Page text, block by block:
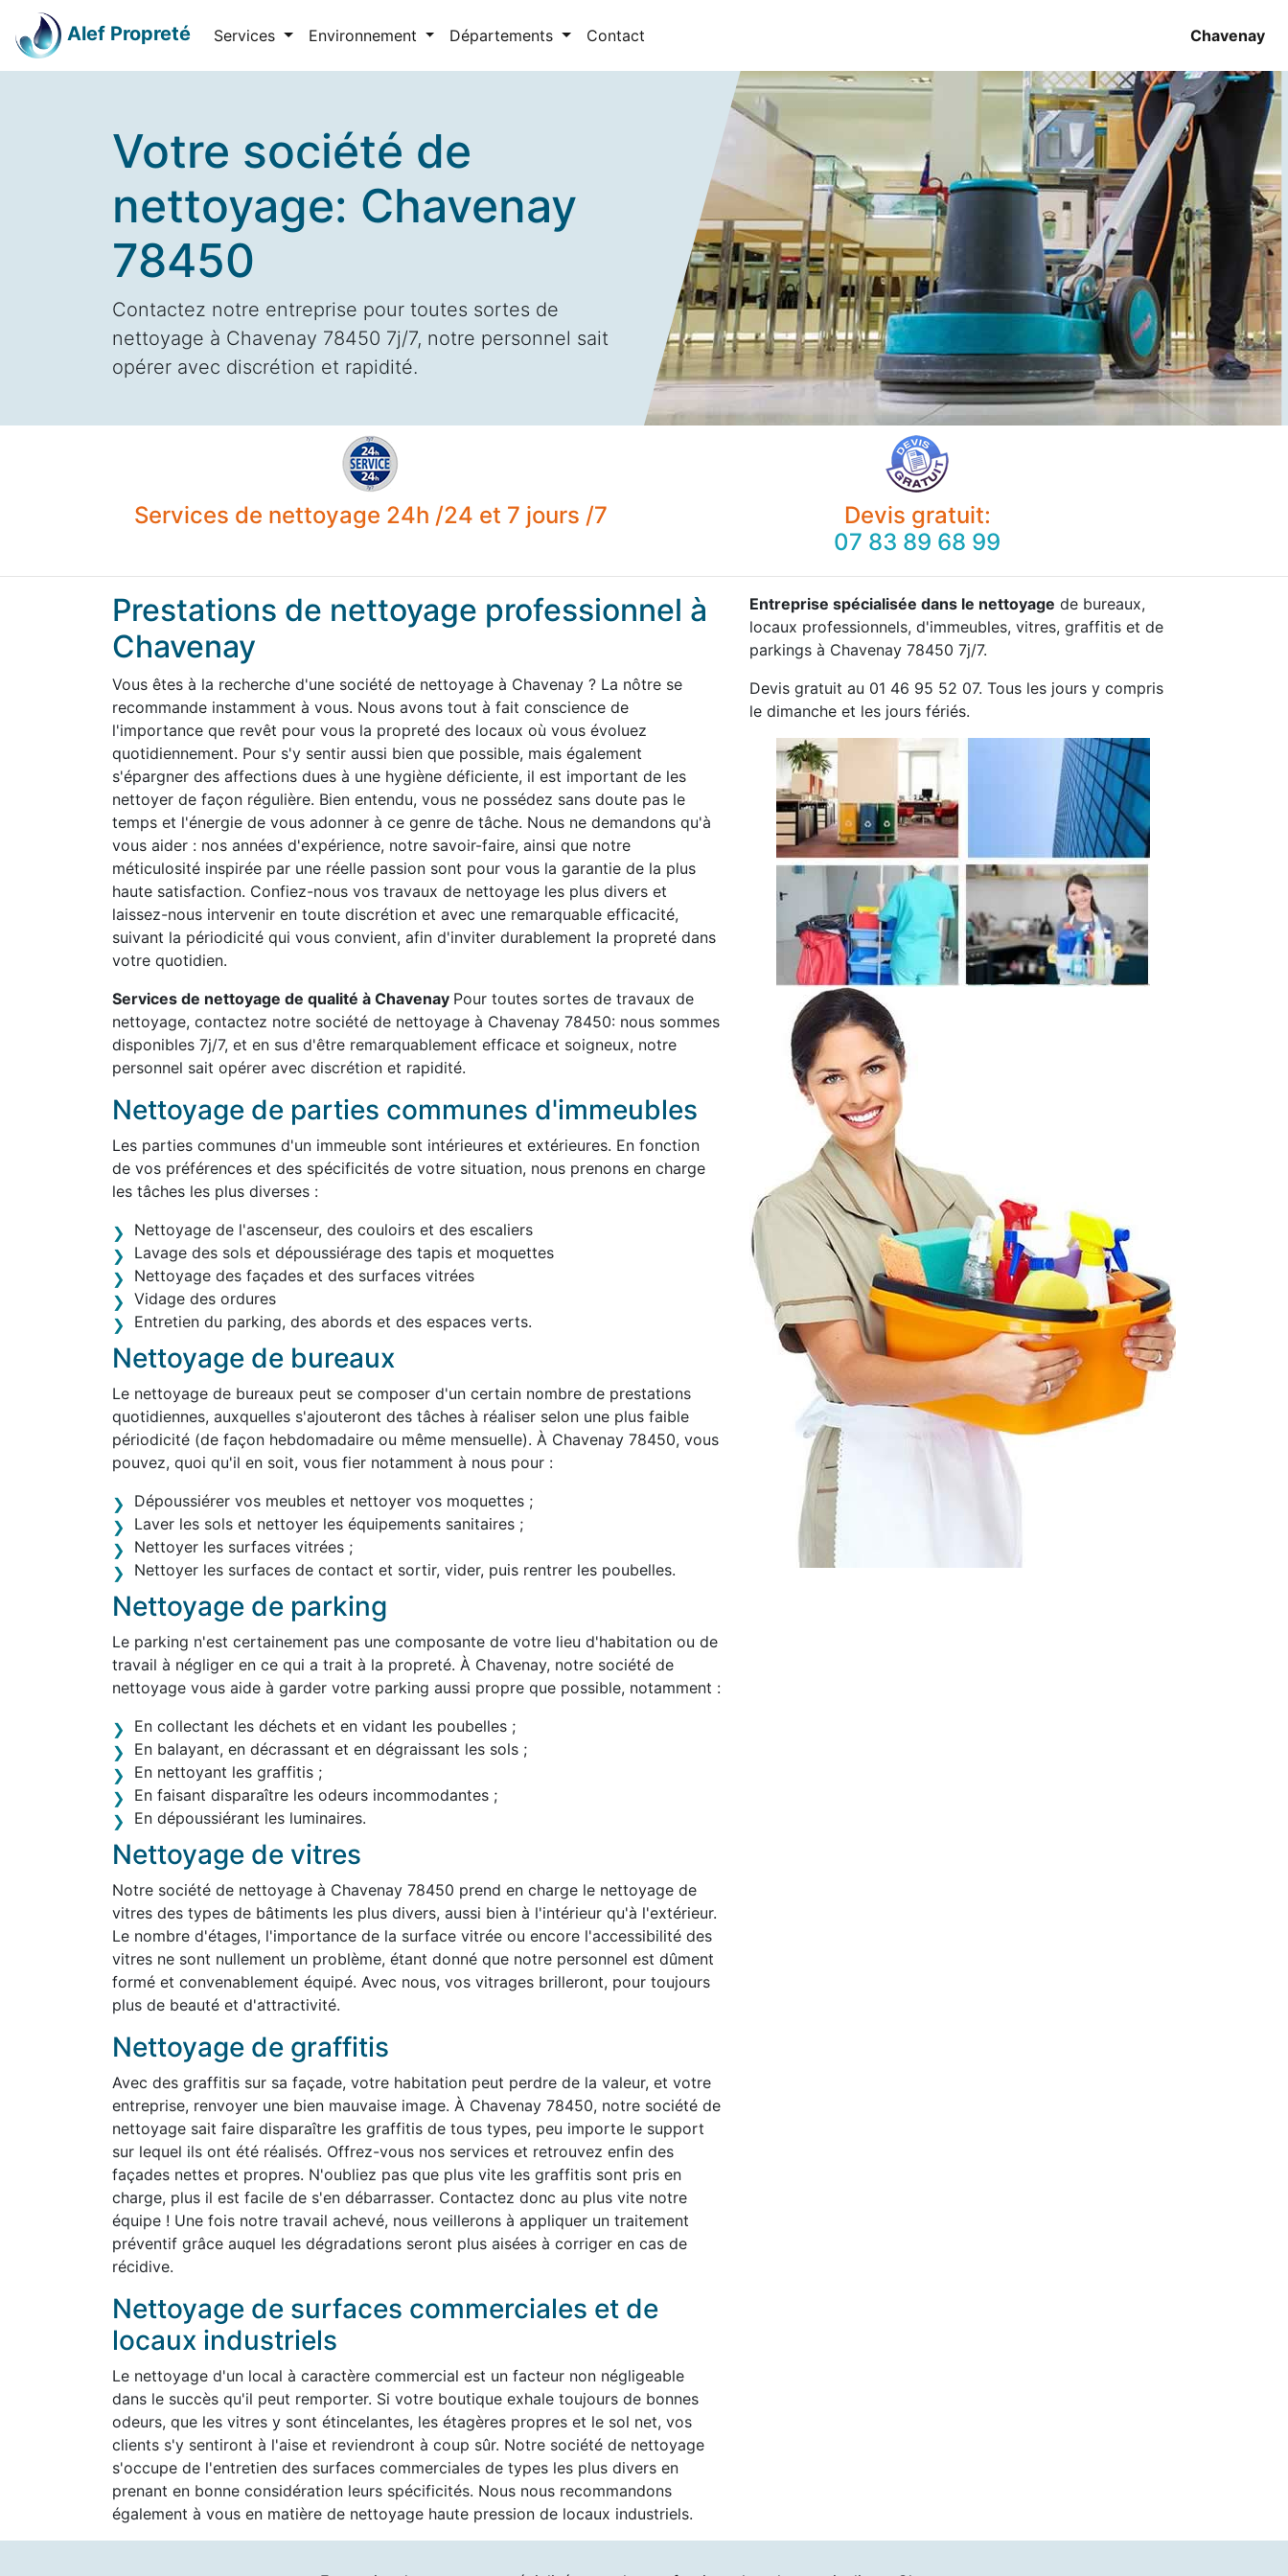
Alef Propreté Services Environnement Départements Contact Chavenay
Votre société de
nettoyage: Chavenay
78450
Contactez notre entreprise pour toutes sortes de
nettoyage à Chavenay 78450 7j/7, notre personnel sait
opérer avec discrétion et rapidité.
Services de nettoyage 24h /24 et 7 jours /7
Devis gratuit:
07 83 89 68 99
Prestations de nettoyage professionnel à
Chavenay
Vous êtes à la recherche d'une société de nettoyage à Chavenay ? La nôtre se
recommande instamment à vous. Nous avons tout à fait conscience de
l'importance que revêt pour vous la propreté des locaux où vous évoluez
quotidiennement. Pour s'y sentir aussi bien que possible, mais également
s'épargner des affections dues à une hygiène déficiente, il est important de les
nettoyer de façon régulière. Bien entendu, vous ne possédez sans doute pas le
temps et l'énergie de vous adonner à ce genre de tâche. Nous ne demandons qu'à
vous aider : nos années d'expérience, notre savoir-faire, ainsi que notre
méticulosité inspirée par une réelle passion sont pour vous la garantie de la plus
haute satisfaction. Confiez-nous vos travaux de nettoyage les plus divers et
laissez-nous intervenir en toute discrétion et avec une remarquable efficacité,
suivant la périodicité qui vous convient, afin d'inviter durablement la propreté dans
votre quotidien.
Services de nettoyage de qualité à Chavenay Pour toutes sortes de travaux de
nettoyage, contactez notre société de nettoyage à Chavenay 78450: nous sommes
disponibles 7j/7, et en sus d'être remarquablement efficace et soigneux, notre
personnel sait opérer avec discrétion et rapidité.
Nettoyage de parties communes d'immeubles
Les parties communes d'un immeuble sont intérieures et extérieures. En fonction
de vos préférences et des spécificités de votre situation, nous prenons en charge
les tâches les plus diverses :
Nettoyage de l'ascenseur, des couloirs et des escaliers
Lavage des sols et dépoussiérage des tapis et moquettes
Nettoyage des façades et des surfaces vitrées
Vidage des ordures
Entretien du parking, des abords et des espaces verts.
Nettoyage de bureaux
Le nettoyage de bureaux peut se composer d'un certain nombre de prestations
quotidiennes, auxquelles s'ajouteront des tâches à réaliser selon une plus faible
périodicité (de façon hebdomadaire ou même mensuelle). À Chavenay 78450, vous
pouvez, quoi qu'il en soit, vous fier notamment à nous pour :
Dépoussiérer vos meubles et nettoyer vos moquettes ;
Laver les sols et nettoyer les équipements sanitaires ;
Nettoyer les surfaces vitrées ;
Nettoyer les surfaces de contact et sortir, vider, puis rentrer les poubelles.
Nettoyage de parking
Le parking n'est certainement pas une composante de votre lieu d'habitation ou de
travail à négliger en ce qui a trait à la propreté. À Chavenay, notre société de
nettoyage vous aide à garder votre parking aussi propre que possible, notamment :
En collectant les déchets et en vidant les poubelles ;
En balayant, en décrassant et en dégraissant les sols ;
En nettoyant les graffitis ;
En faisant disparaître les odeurs incommodantes ;
En dépoussiérant les luminaires.
Nettoyage de vitres
Notre société de nettoyage à Chavenay 78450 prend en charge le nettoyage de
vitres des types de bâtiments les plus divers, aussi bien à l'intérieur qu'à l'extérieur.
Le nombre d'étages, l'importance de la surface vitrée ou encore l'accessibilité des
vitres ne sont nullement un problème, étant donné que notre personnel est dûment
formé et convenablement équipé. Avec nous, vos vitrages brilleront, pour toujours
plus de beauté et d'attractivité.
Nettoyage de graffitis
Avec des graffitis sur sa façade, votre habitation peut perdre de la valeur, et votre
entreprise, renvoyer une bien mauvaise image. À Chavenay 78450, notre société de
nettoyage sait faire disparaître les graffitis de tous types, peu importe le support
sur lequel ils ont été réalisés. Offrez-vous nos services et retrouvez enfin des
façades nettes et propres. N'oubliez pas que plus vite les graffitis sont pris en
charge, plus il est facile de s'en débarrasser. Contactez donc au plus vite notre
équipe ! Une fois notre travail achevé, nous veillerons à appliquer un traitement
préventif grâce auquel les dégradations seront plus aisées à corriger en cas de
récidive.
Nettoyage de surfaces commerciales et de
locaux industriels
Le nettoyage d'un local à caractère commercial est un facteur non négligeable
dans le succès qu'il peut remporter. Si votre boutique exhale toujours de bonnes
odeurs, que les vitres y sont étincelantes, les étagères propres et le sol net, vos
clients s'y sentiront à l'aise et reviendront à coup sûr. Notre société de nettoyage
s'occupe de l'entretien des surfaces commerciales de types les plus divers en
prenant en bonne considération leurs spécificités. Nous nous recommandons
également à vous en matière de nettoyage haute pression de locaux industriels.
Entreprise spécialisée dans le nettoyage de bureaux,
locaux professionnels, d'immeubles, vitres, graffitis et de
parkings à Chavenay 78450 7j/7.
Devis gratuit au 01 46 95 52 07. Tous les jours y compris
le dimanche et les jours fériés.